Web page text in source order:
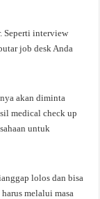
Seperti interview
job desk Anda
akan diminta
medical check up
untuk
lolos dan bisa
melalui masa